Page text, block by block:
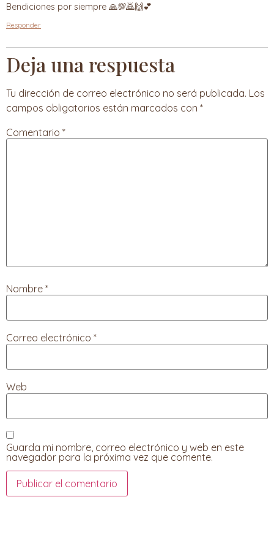
Bendiciones por siempre 🙏💯🙇🙌💕
Responder
Deja una respuesta
Tu dirección de correo electrónico no será publicada. Los
campos obligatorios están marcados con *
Comentario *
Nombre *
Correo electrónico *
Web
Guarda mi nombre, correo electrónico y web en este
navegador para la próxima vez que comente.